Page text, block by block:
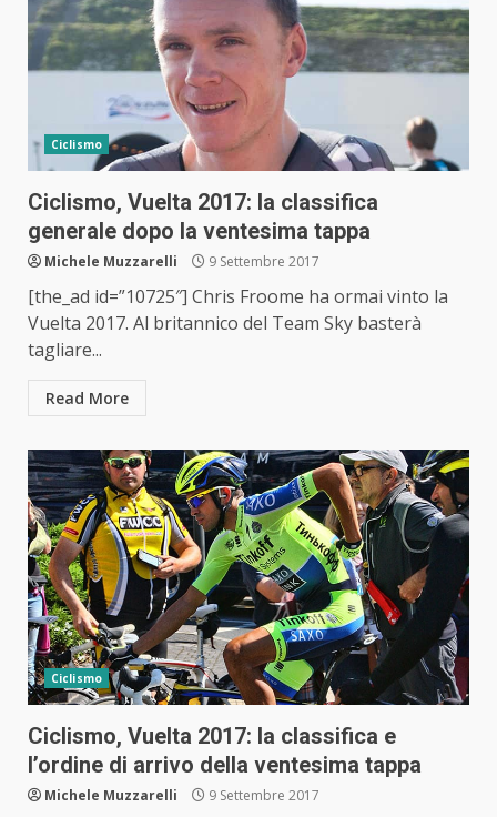
Ciclismo
Ciclismo, Vuelta 2017: la classifica
generale dopo la ventesima tappa
Michele Muzzarelli 9 Settembre 2017
[the_ad id=”10725″] Chris Froome ha ormai vinto la
Vuelta 2017. Al britannico del Team Sky basterà
tagliare...
Read More
Ciclismo
Ciclismo, Vuelta 2017: la classifica e
l’ordine di arrivo della ventesima tappa
Michele Muzzarelli 9 Settembre 2017